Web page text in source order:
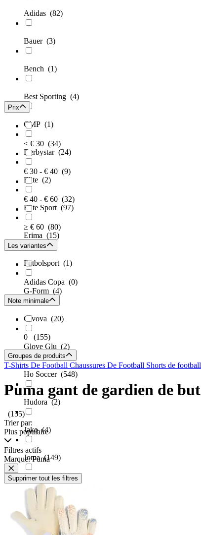
Adidas (82)
Bauer (3)
Bench (1)
Best Sporting (4)
CMP (1)
Derbystar (24)
Elite (2)
Elite Sport (97)
Erima (15)
Futbolsport (1)
G-Form (4)
Givova (20)
Glove Glu (2)
Ho Soccer (548)
Hudora (2)
Jako(4)
Joma(149)
KEEPERsport(3)
Mitre
Prix
< € 30 (34)
€ 30 - € 40 (9)
€ 40 - € 60 (32)
≥ € 60 (80)
Les variantes
Adidas Copa (0)
Note minimale
0 (155)
Groupes de produits
T-Shirts De Football Chaussures De Football Shorts de football
Puma gant de gardien de but
(155)
Trier par:
Plus populaire
Filtres actifs
Marque: Puma
Supprimer tout les filtres